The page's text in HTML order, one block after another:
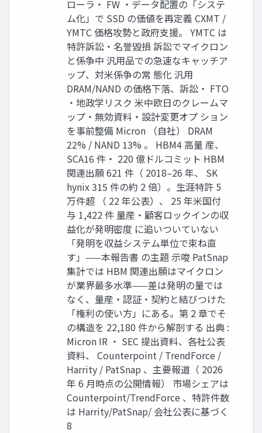
ローラ・ FW ・データ配置の「システ
ム化」で SSD の価値を再定義 CXMT /
YMTC 価格攻勢と政府支援。 YMTC は
特許訴訟・名誉毀損 訴訟でマイクロン
と係争中 汎用品での急速なキャッチア
ップ、対米係争の常 態化 汎用
DRAM/NAND の価格下落、訴訟・ FTO
・地政学リスク 米中欧日のクレームマ
ップ・無効資料・設計変更オプ ション
を事前整備 Micron （自社） DRAM
22% / NAND 13% 。 HBM4 高量 産、
SCA16 件・ 220 億ドルコミット HBM
関連出願 621 件（ 2018–26 年、 SK
hynix 315 件の約 2 倍）。生涯特許 5
万件超 （ 22 年公表）、 25 年米国付
与 1,422 件 量産・顧客ロックインの収
益化が発明密度 に追いついていない
「発明を収益システム単位で束ね直
す」——本報告書 の主題 示唆 PatSnap
集計では HBM 関連出願はマイクロン
が業界最多水準——差は発明の量では
なく、量産・認証・契約と結びつけた
「権利の使い方」にある。第 2 章でそ
の構造を 22,180 件から解剖する 出典 :
Micron IR ・ SEC 提出資料、各社公表
資料、 Counterpoint / TrendForce /
Harrity / PatSnap 、主要報道（ 2026
年 6 月時点の公開情報） 市場シェアは
Counterpoint/TrendForce 、特許件数
は Harrity/PatSnap/ 会社公表に基づく
8